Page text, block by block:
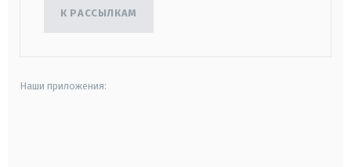
К РАССЫЛКАМ
Наши приложения: